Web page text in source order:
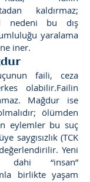
kaldırmaz;
nedeni bu dış
yaralama
iner.
faili, ceza
olabilir.Failin
Mağdur ise
ölümden
eylemler bu suç
saygısızlık (TCK
Yeni
dahi “insan”
birlikte yaşam